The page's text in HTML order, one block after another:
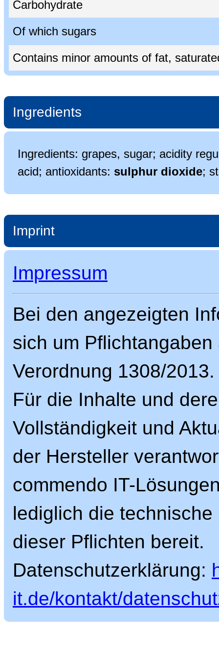
Carbohydrate
Of which sugars
Contains minor amounts of fat,
Ingredients
Ingredients: grapes, sugar; acidity
acid; antioxidants: sulphur dioxide;
Imprint
Impressum
Bei den angezeigten
sich um
Verordnung 1308/2013.
Für die Inhalte und
Vollständigkeit und
der Hersteller
commendo IT-
lediglich die
dieser Pflichten bereit.
Datenschutzerklärung:
it.de/kontakt/